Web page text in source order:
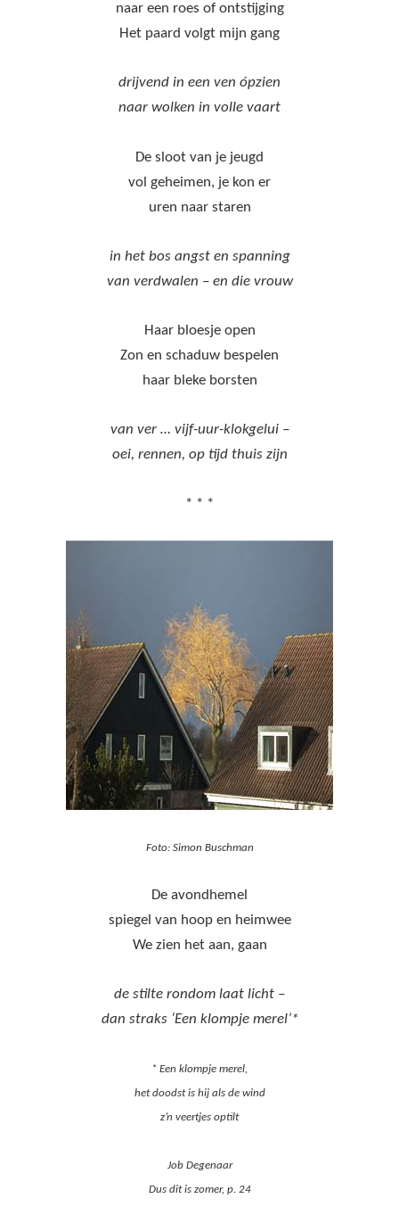
naar een roes of ontstijging
Het paard volgt mijn gang
drijvend in een ven ópzien
naar wolken in volle vaart
De sloot van je jeugd
vol geheimen, je kon er
uren naar staren
in het bos angst en spanning
van verdwalen – en die vrouw
Haar bloesje open
Zon en schaduw bespelen
haar bleke borsten
van ver … vijf-uur-klokgelui –
oei, rennen, op tijd thuis zijn
* * *
Foto: Simon Buschman
De avondhemel
spiegel van hoop en heimwee
We zien het aan, gaan
de stilte rondom laat licht –
dan straks ‘Een klompje merel’*
* Een klompje merel,
het doodst is hij als de wind
z’n veertjes optilt
Job Degenaar
Dus dit is zomer, p. 24